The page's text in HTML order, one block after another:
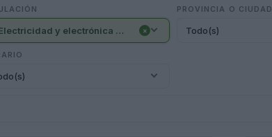
- Electricidad y electrónica (376) ×
PROVINCIA O CIUDAD
Todo(s)